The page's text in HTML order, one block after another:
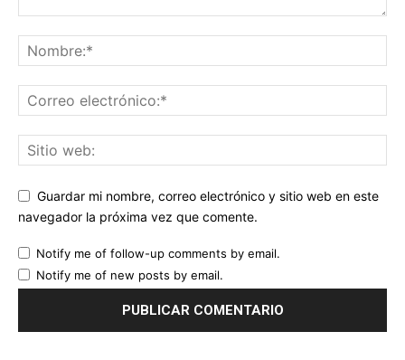
Guardar mi nombre, correo electrónico y sitio web en este
navegador la próxima vez que comente.
Notify me of follow-up comments by email.
Notify me of new posts by email.